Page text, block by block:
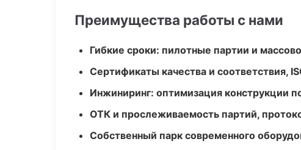
Преимущества работы с нами
Гибкие сроки: пилотные партии и
Сертификаты качества и соответствия,
Инжиниринг: оптимизация конструкции
ОТК и прослеживаемость партий,
Собственный парк современного